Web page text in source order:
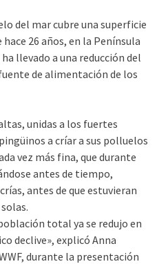
del mar cubre una superficie
26 años, en la Península
llevado a una reducción del
de alimentación de los
unidas a los fuertes
a críar a sus polluelos
vez más fina, que durante
antes de tiempo,
antes de que estuvieran
total ya se redujo en
declive», explicó Anna
durante la presentación